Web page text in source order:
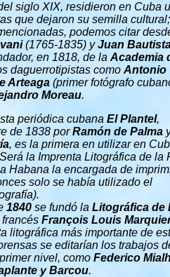
siglo XIX, residieron en Cuba
que dejaron su semilla cultural;
podemos citar
(1765-1835) yJuan
en 1818, de la Academia
daguerrotipistas como Antonio
Arteaga (primer fotógrafo
Moreau.
periódica cubana El Plantel,
de 1838 porRamón de Palma
, es la primera en utilizar en
la Imprenta Litográfica de la
Habana la encargada de
solo se había utilizado el
1840 se fundó la Litográfica de
François Louis
litográfica más importante de
se editarían los trabajos
nivel, como Federico
y Barcou.